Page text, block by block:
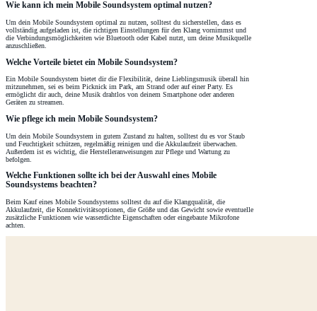
Wie kann ich mein Mobile Soundsystem optimal nutzen?
Um dein Mobile Soundsystem optimal zu nutzen, solltest du sicherstellen, dass es
vollständig aufgeladen ist, die richtigen Einstellungen für den Klang vornimmst und
die Verbindungsmöglichkeiten wie Bluetooth oder Kabel nutzt, um deine Musikquelle
anzuschließen.
Welche Vorteile bietet ein Mobile Soundsystem?
Ein Mobile Soundsystem bietet dir die Flexibilität, deine Lieblingsmusik überall hin
mitzunehmen, sei es beim Picknick im Park, am Strand oder auf einer Party. Es
ermöglicht dir auch, deine Musik drahtlos von deinem Smartphone oder anderen
Geräten zu streamen.
Wie pflege ich mein Mobile Soundsystem?
Um dein Mobile Soundsystem in gutem Zustand zu halten, solltest du es vor Staub
und Feuchtigkeit schützen, regelmäßig reinigen und die Akkulaufzeit überwachen.
Außerdem ist es wichtig, die Herstelleranweisungen zur Pflege und Wartung zu
befolgen.
Welche Funktionen sollte ich bei der Auswahl eines Mobile
Soundsystems beachten?
Beim Kauf eines Mobile Soundsystems solltest du auf die Klangqualität, die
Akkulaufzeit, die Konnektivitätsoptionen, die Größe und das Gewicht sowie eventuelle
zusätzliche Funktionen wie wasserdichte Eigenschaften oder eingebaute Mikrofone
achten.